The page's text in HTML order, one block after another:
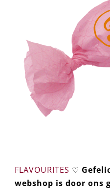
FLAVOURITES ♡
webshop is door ons